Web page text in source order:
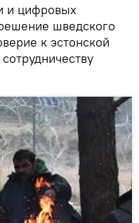
и цифровых
шведского
к эстонской